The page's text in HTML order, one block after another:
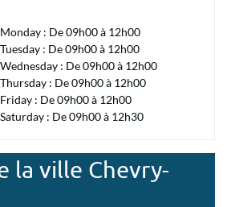
Monday : De 09h00 à 12h00
Tuesday : De 09h00 à 12h00
Wednesday : De 09h00 à 12h00
Thursday : De 09h00 à 12h00
Friday : De 09h00 à 12h00
Saturday : De 09h00 à 12h30
la ville Chevry-